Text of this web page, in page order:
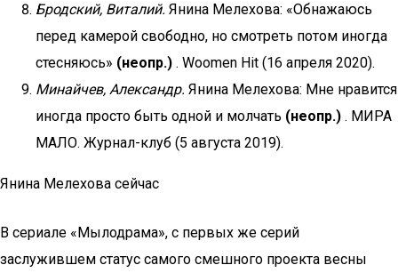
Бродский, Виталий. Янина Мелехова: «Обнажаюсь
перед камерой свободно, но смотреть потом иногда
стесняюсь» (неопр.) . Woomen Hit (16 апреля 2020).
Минайчев, Александр. Янина Мелехова: Мне нравится
иногда просто быть одной и молчать (неопр.) . МИРА
МАЛО. Журнал-клуб (5 августа 2019).
Янина Мелехова сейчас
В сериале «Мылодрама», с первых же серий
заслужившем статус самого смешного проекта весны